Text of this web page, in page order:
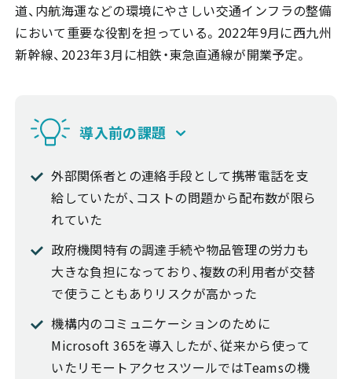
道、内航海運などの環境にやさしい交通インフラの整備
において重要な役割を担っている。2022年9月に西九州
新幹線、2023年3月に相鉄・東急直通線が開業予定。
導入前の課題
外部関係者との連絡手段として携帯電話を支
給していたが、コストの問題から配布数が限ら
れていた
政府機関特有の調達手続や物品管理の労力も
大きな負担になっており、複数の利用者が交替
で使うこともありリスクが高かった
機構内のコミュニケーションのために
Microsoft 365を導入したが、従来から使って
いたリモートアクセスツールではTeamsの機